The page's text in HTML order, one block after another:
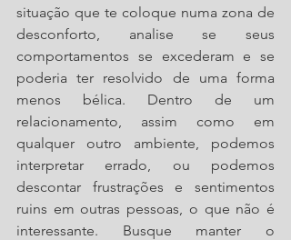
situação que te coloque numa zona de
desconforto, analise se seus
comportamentos se excederam e se
poderia ter resolvido de uma forma
menos bélica. Dentro de um
relacionamento, assim como em
qualquer outro ambiente, podemos
interpretar errado, ou podemos
descontar frustrações e sentimentos
ruins em outras pessoas, o que não é
interessante. Busque manter o